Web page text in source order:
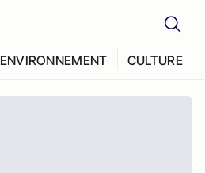
ENVIRONNEMENT CULTURE